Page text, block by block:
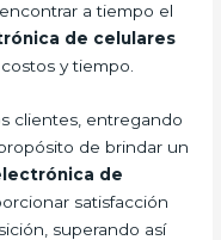
a tiempo el
de celulares
y tiempo.
clientes, entregando
de brindar un
de
satisfacción
superando así